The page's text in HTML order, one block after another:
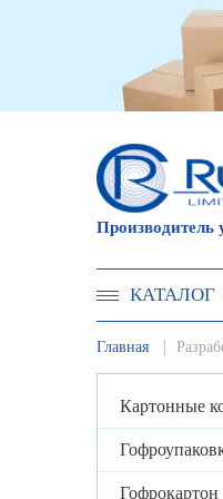
Производитель
КАТАЛОГ
Главная
Картонные
Гофрокартон